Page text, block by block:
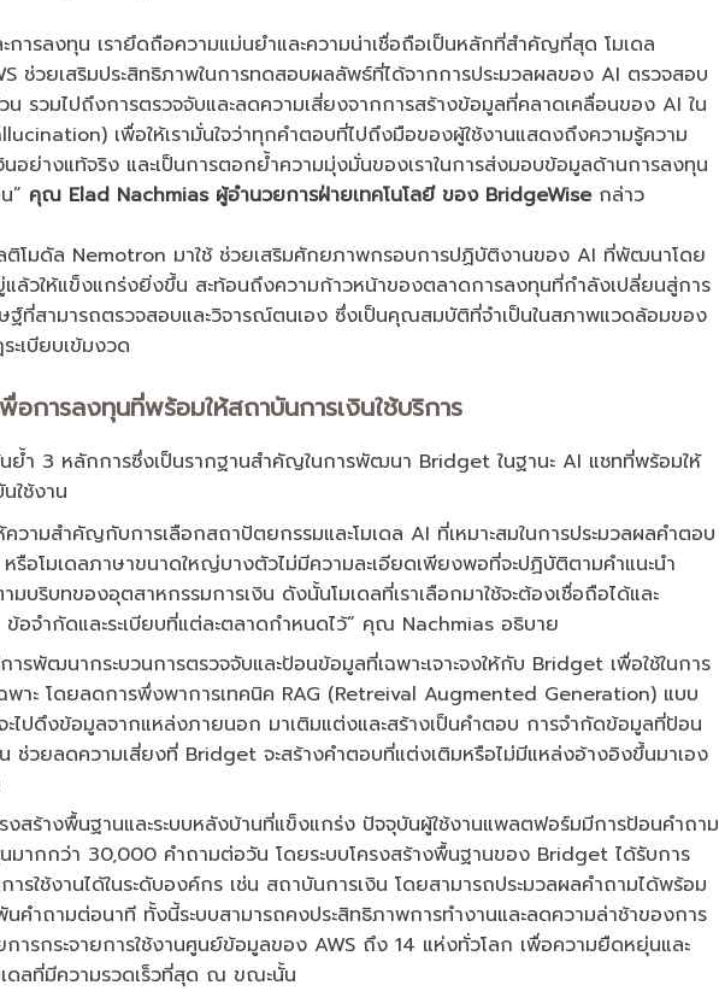
ะการลงทุน เรายึดถือความแม่นยำและความน่าเชื่อถือเป็นหลักที่สำคัญที่สุด โมเดล
ช่วยเสริมประสิทธิภาพในการทดสอบผลลัพธ์ที่ได้จากการประมวลผลของ AI ตรวจสอบ
รวมไปถึงการตรวจจับและลดความเสี่ยงจากการสร้างข้อมูลที่คลาดเคลื่อนของ AI ใน
เพื่อให้เรามั่นใจว่าทุกคำตอบที่ไปถึงมือของผู้ใช้งานแสดงถึงความรู้ความ
งินอย่างแท้จริง และเป็นการตอกย้ำความมุ่งมั่นของเราในการส่งมอบข้อมูลด้านการลงทุน
” คุณ Elad Nachmias ผู้อำนวยการฝ่ายเทคโนโลยี ของ BridgeWiseกล่าว
ติโมดัล Nemotron มาใช้ ช่วยเสริมศักยภาพกรอบการปฏิบัติงานของ AI ที่พัฒนาโดย
ล้วให้แข็งแกร่งยิ่งขึ้น สะท้อนถึงความก้าวหน้าของตลาดการลงทุนที่กำลังเปลี่ยนสู่การ
ที่สามารถตรวจสอบและวิจารณ์ตนเอง ซึ่งเป็นคุณสมบัติที่จำเป็นในสภาพแวดล้อมของ
ะเบียบเข้มงวด
การลงทุนที่พร้อมให้สถาบันการเงินใช้บริการ
ำ 3 หลักการซึ่งเป็นรากฐานสำคัญในการพัฒนา Bridget ในฐานะ AI แชทที่พร้อมให้
ใช้งาน
วามสำคัญกับการเลือกสถาปัตยกรรมและโมเดล AI ที่เหมาะสมในการประมวลผลคำตอบ
รือโมเดลภาษาขนาดใหญ่บางตัวไม่มีความละเอียดเพียงพอที่จะปฏิบัติตามคำแนะนำ
มบริบทของอุตสาหกรรมการเงิน ดังนั้นโมเดลที่เราเลือกมาใช้จะต้องเชื่อถือได้และ
อจำกัดและระเบียบที่แต่ละตลาดกำหนดไว้” คุณ Nachmias อธิบาย
รพัฒนากระบวนการตรวจจับและป้อนข้อมูลที่เฉพาะเจาะจงให้กับ Bridget เพื่อใช้ในการ
พาะ โดยลดการพึ่งพาการเทคนิค RAG (Retreival Augmented Generation) แบบ
ไปดึงข้อมูลจากแหล่งภายนอก มาเติมแต่งและสร้างเป็นคำตอบ การจำกัดข้อมูลที่ป้อน
ช่วยลดความเสี่ยงที่ Bridget จะสร้างคำตอบที่แต่งเติมหรือไม่มีแหล่งอ้างอิงขึ้นมาเอง
ร้างพื้นฐานและระบบหลังบ้านที่แข็งแกร่ง ปัจจุบันผู้ใช้งานแพลตฟอร์มมีการป้อนคำถาม
มากกว่า 30,000 คำถามต่อวัน โดยระบบโครงสร้างพื้นฐานของ Bridget ได้รับการ
รใช้งานได้ในระดับองค์กร เช่น สถาบันการเงิน โดยสามารถประมวลผลคำถามได้พร้อม
คำถามต่อนาที ทั้งนี้ระบบสามารถคงประสิทธิภาพการทำงานและลดความล่าช้าของการ
การกระจายการใช้งานศูนย์ข้อมูลของ AWS ถึง 14 แห่งทั่วโลก เพื่อความยืดหยุ่นและ
เดลที่มีความรวดเร็วที่สุด ณ ขณะนั้น